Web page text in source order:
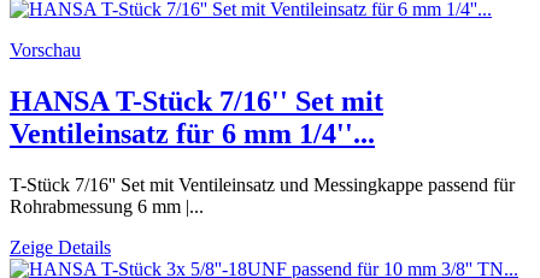
Vorschau
HANSA T-Stück 7/16'' Set mit
Ventileinsatz für 6 mm 1/4''...
T-Stück 7/16'' Set mit Ventileinsatz und Messingkappe passend für
Rohrabmessung 6 mm |...
Zeige Details